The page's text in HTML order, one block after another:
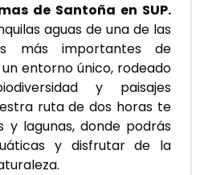
de Santoña en SUP.
aguas de una de las
más importantes de
entorno único, rodeado
y paisajes
ruta de dos horas te
y lagunas, donde podrás
y disfrutar de la